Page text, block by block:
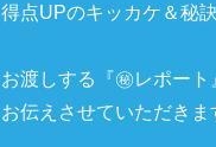
得点UPのキッカケ＆秘
お渡しする『㊙レポート
お伝えさせていただきま